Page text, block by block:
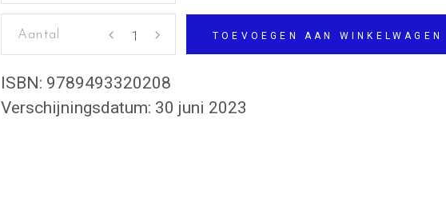
kent
me
beter
TOEVOEGEN AAN WINKELWAGEN
ISBN: 9789493320208
Verschijningsdatum: 30 juni 2023